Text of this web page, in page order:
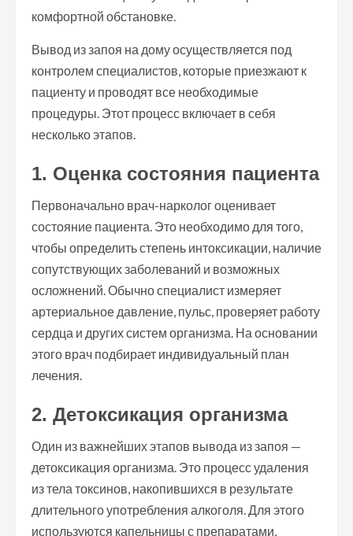
комфортной обстановке.
Вывод из запоя на дому осуществляется под
контролем специалистов, которые приезжают к
пациенту и проводят все необходимые
процедуры. Этот процесс включает в себя
несколько этапов.
1. Оценка состояния пациента
Первоначально врач-нарколог оценивает
состояние пациента. Это необходимо для того,
чтобы определить степень интоксикации, наличие
сопутствующих заболеваний и возможных
осложнений. Обычно специалист измеряет
артериальное давление, пульс, проверяет работу
сердца и других систем организма. На основании
этого врач подбирает индивидуальный план
лечения.
2. Детоксикация организма
Один из важнейших этапов вывода из запоя —
детоксикация организма. Это процесс удаления
из тела токсинов, накопившихся в результате
длительного употребления алкоголя. Для этого
используются капельницы с препаратами,